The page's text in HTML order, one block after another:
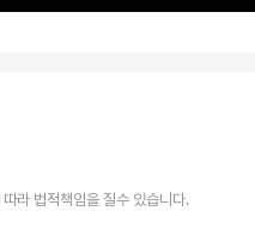
라 법적책임을 질수 있습니다.